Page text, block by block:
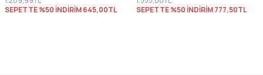
SEPETTE %50 İNDİRİM645,00TL
SEPETTE %50 İNDİRİM777,50TL